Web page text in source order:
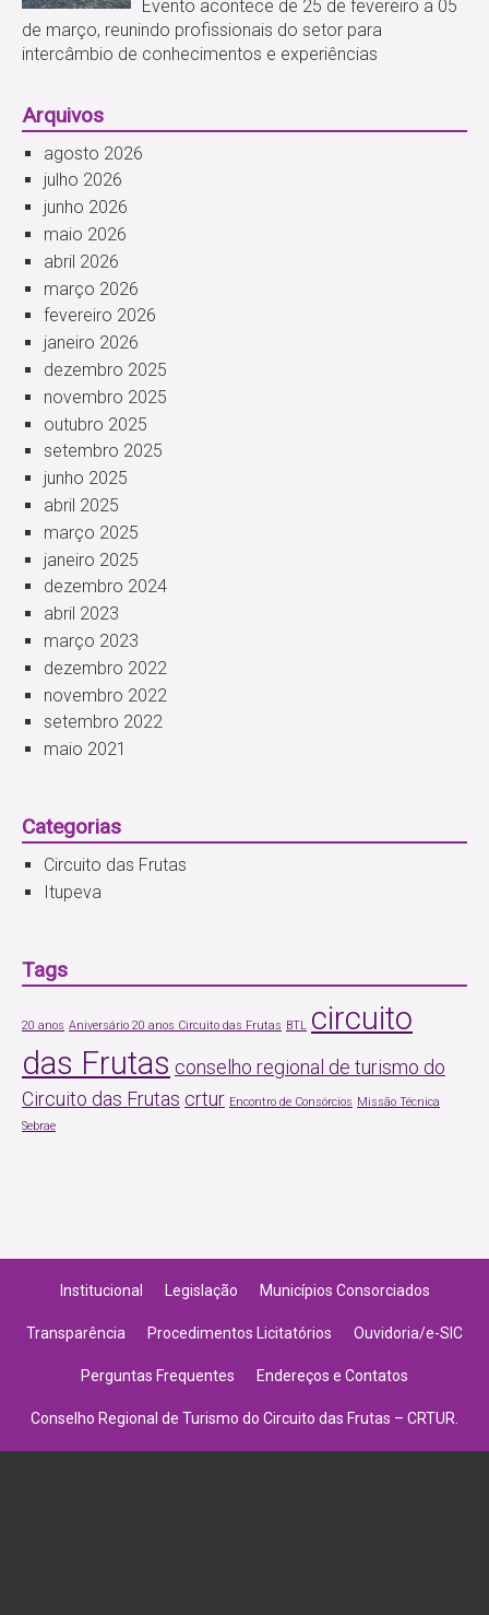
Evento acontece de 25 de fevereiro a 05
de março, reunindo profissionais do setor para
intercâmbio de conhecimentos e experiências
Arquivos
agosto 2026
julho 2026
junho 2026
maio 2026
abril 2026
março 2026
fevereiro 2026
janeiro 2026
dezembro 2025
novembro 2025
outubro 2025
setembro 2025
junho 2025
abril 2025
março 2025
janeiro 2025
dezembro 2024
abril 2023
março 2023
dezembro 2022
novembro 2022
setembro 2022
maio 2021
Categorias
Circuito das Frutas
Itupeva
Tags
20 anos Aniversário 20 anos Circuito das Frutas BTL circuito
das Frutas conselho regional de turismo do
Circuito das Frutas crtur Encontro de Consórcios Missão Técnica
Sebrae
Institucional Legislação Municípios Consorciados
Transparência Procedimentos Licitatórios Ouvidoria/e-SIC
Perguntas Frequentes Endereços e Contatos
Conselho Regional de Turismo do Circuito das Frutas – CRTUR.